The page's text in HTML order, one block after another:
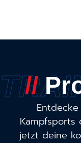
//
Kampfsports
jetzt deine